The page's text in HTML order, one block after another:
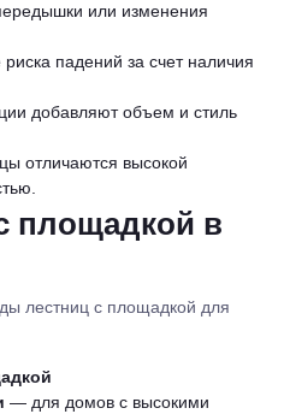
или изменения
падений за счет наличия
добавляют объем и стиль
отличаются высокой
площадкой в
лестниц с площадкой для
— для домов с высокими